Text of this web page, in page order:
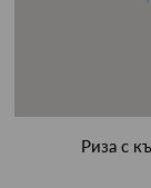
Риза с